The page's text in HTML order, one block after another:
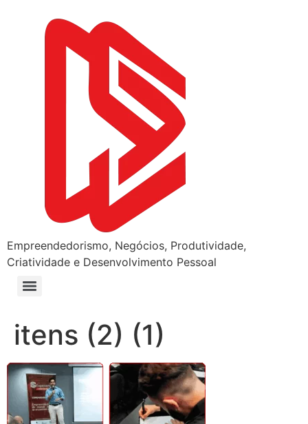
Empreendedorismo, Negócios, Produtividade,
Criatividade e Desenvolvimento Pessoal
itens (2) (1)